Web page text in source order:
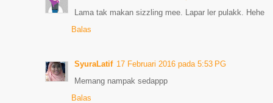
Lama tak makan sizzling mee. Lapar ler pulakk. Hehe
Balas
SyuraLatif 17 Februari 2016 pada 5:53 PG
Memang nampak sedappp
Balas